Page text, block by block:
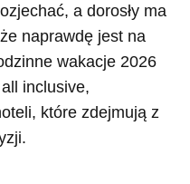
a dorosły ma
naprawdę jest na
wakacje 2026
inclusive,
które zdejmują z